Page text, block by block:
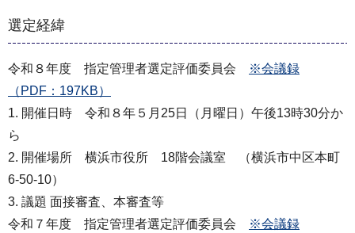
選定経緯
令和８年度 指定管理者選定評価委員会
※会議録
（PDF：197KB）
1. 開催日時 令和８年５月25日（月曜日）午後13時30分か
ら
2. 開催場所 横浜市役所 18階会議室 （横浜市中区本町
6-50-10）
3. 議題 面接審査、本審査等
令和７年度 指定管理者選定評価委員会
※会議録